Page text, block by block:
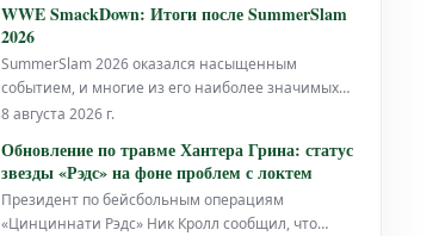
WWE SmackDown: Итоги после SummerSlam
2026
SummerSlam 2026 оказался насыщенным
событием, и многие из его наиболее значимых
моментов напрямую отразятся на дальнейшем
8 августа 2026 г.
Обновление по травме Хантера Грина: статус
звезды «Рэдс» на фоне проблем с локтем
Президент по бейсбольным операциям
«Цинциннати Рэдс» Ник Кролл сообщил, что